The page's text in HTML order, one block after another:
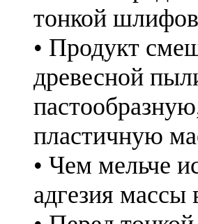
тонкой
• Продукт
древесной
пластичную
• Чем мельче
адгезия массы